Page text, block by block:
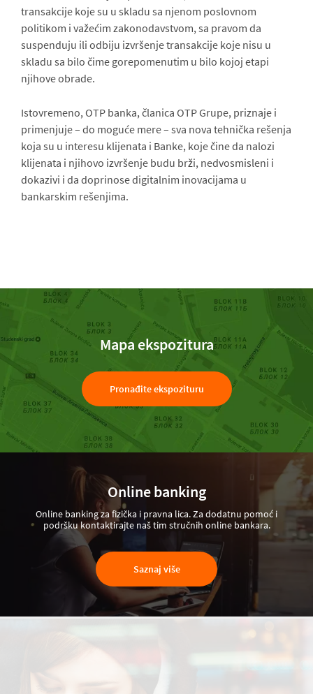
transakcije koje su u skladu sa njenom poslovnom
politikom i važećim zakonodavstvom, sa pravom da
suspenduju ili odbiju izvršenje transakcije koje nisu u
skladu sa bilo čime gorepomenutim u bilo kojoj etapi
njihove obrade.
Istovremeno, OTP banka, članica OTP Grupe, priznaje i
primenjuje – do moguće mere – sva nova tehnička rešenja
koja su u interesu klijenata i Banke, koje čine da nalozi
klijenata i njihovo izvršenje budu brži, nedvosmisleni i
dokazivi i da doprinose digitalnim inovacijama u
bankarskim rešenjima.
Mapa ekspozitura
Pronađite ekspozituru
Online banking
Online banking za fizička i pravna lica. Za dodatnu pomoć i
podršku kontaktirajte naš tim stručnih online bankara.
Saznaj više